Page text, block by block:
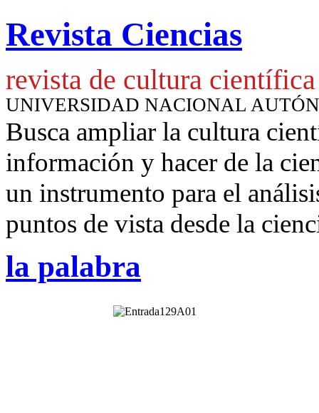
Revista Ciencias
revista de cultura científica
UNIVERSIDAD NACIONAL
Busca ampliar la cultura
información y hacer de la
un instrumento para el
puntos de vista desde la
la palabra